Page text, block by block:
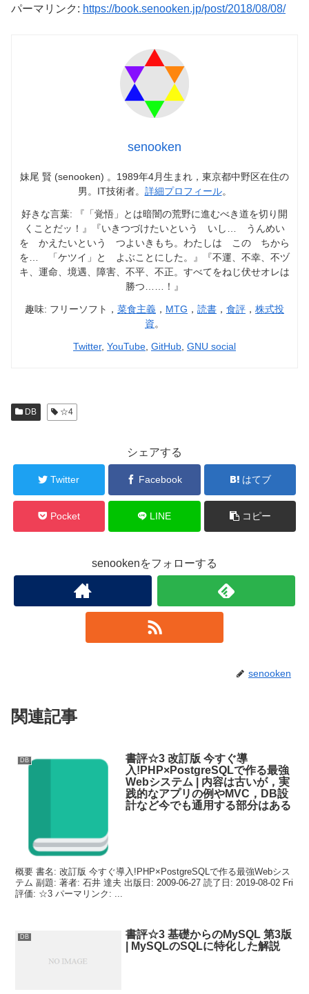
パーマリンク: https://book.senooken.jp/post/2018/08/08/
senooken
妹尾 賢 (senooken) 。1989年4月生まれ，東京都中野区在住の
男。IT技術者。 詳細プロフィール。
好きな言葉: 『「覚悟」とは暗闇の荒野に進むべき道を切り開
くことだッ！』『いきつづけたいという いし… うんめい
を かえたいという つよいきもち。わたしは この ちから
を… 「ケツイ」と よぶことにした。』『不運、不幸、不ヅ
キ、運命、境遇、障害、不平、不正。すべてをねじ伏せオレは
勝つ……！』
趣味: フリーソフト， 菜食主義 ， MTG ， 読書 ， 食評 ， 株式投
資。
Twitter, YouTube GitHub GNU social
DB ☆4
シェアする
Twitter Facebook はてブ
Pocket LINE コピー
senookenをフォローする
senooken
関連記事
DB
書評☆3 改訂版 今すぐ導
入!PHP×PostgreSQLで作る最強
Webシステム | 内容は古いが，実
践的なアプリの例やMVC，DB設
計など今でも通用する部分はある
概要 書名: 改訂版 今すぐ導入!PHP×PostgreSQLで作る最強Webシス
テム 副題: 著者: 石井 達夫 出版日: 2009-06-27 読了日: 2019-08-02 Fri
評価: ☆3 パーマリンク: ...
DB
書評☆3 基礎からのMySQL 第3版
| MySQLのSQLに特化した解説